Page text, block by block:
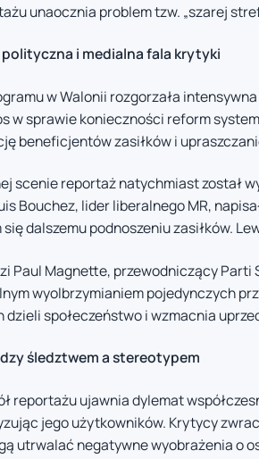
unaocznia problem tzw. „szarej
i medialna fala krytyki
w Walonii rozgorzała
w sprawie konieczności reform
beneficjentów zasiłków i
scenie reportaż natychmiast został
Bouchez, lider liberalnego MR,
dalszemu podnoszeniu zasiłków.
Paul Magnette, przewodniczący
wyolbrzymianiem pojedynczych
dzieli społeczeństwo i wzmacnia
śledztwem a stereotypem
reportażu ujawnia dylemat
jego użytkowników. Krytycy
utrwalać negatywne wyobrażenia o